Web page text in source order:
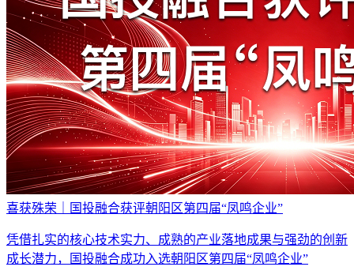
喜获殊荣｜国投融合获评朝阳区第四届“凤鸣企业”
凭借扎实的核心技术实力、成熟的产业落地成果与强劲的创新
成长潜力，国投融合成功入选朝阳区第四届“凤鸣企业”